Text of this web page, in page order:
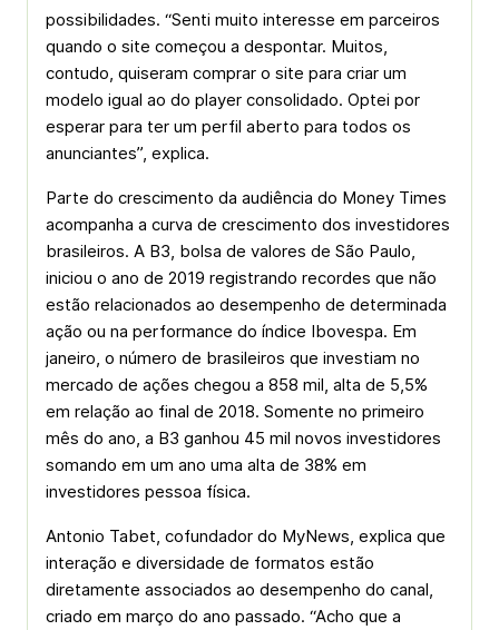
possibilidades. “Senti muito interesse em parceiros
quando o site começou a despontar. Muitos,
contudo, quiseram comprar o site para criar um
modelo igual ao do player consolidado. Optei por
esperar para ter um perfil aberto para todos os
anunciantes”, explica.
Parte do crescimento da audiência do Money Times
acompanha a curva de crescimento dos investidores
brasileiros. A B3, bolsa de valores de São Paulo,
iniciou o ano de 2019 registrando recordes que não
estão relacionados ao desempenho de determinada
ação ou na performance do índice Ibovespa. Em
janeiro, o número de brasileiros que investiam no
mercado de ações chegou a 858 mil, alta de 5,5%
em relação ao final de 2018. Somente no primeiro
mês do ano, a B3 ganhou 45 mil novos investidores
somando em um ano uma alta de 38% em
investidores pessoa física.
Antonio Tabet, cofundador do MyNews, explica que
interação e diversidade de formatos estão
diretamente associados ao desempenho do canal,
criado em março do ano passado. “Acho que a